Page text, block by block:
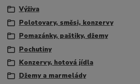
Výživa
Polotovary, směsi, konzervy
Pomazánky, paštiky, džemy
Pochutiny
Konzervy, hotová jídla
Džemy a marmelády